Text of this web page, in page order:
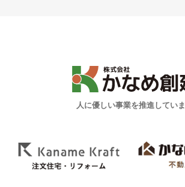
人に優しい事業を推進してい